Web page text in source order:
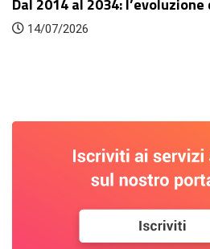
Dal 2014 al 2034:
14/07/2026